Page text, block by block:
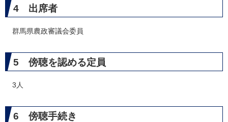
4 出席者
群馬県農政審議会委員
5 傍聴を認める定員
3人
6 傍聴手続き